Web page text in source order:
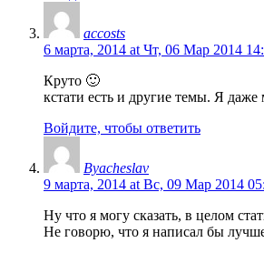
accosts
6 марта, 2014 at Чт, 06 Мар 2014
Круто 🙂
кстати есть и другие темы. Я
Войдите, чтобы ответить
Byacheslav
9 марта, 2014 at Вс, 09 Мар 2014
Ну что я могу сказать, в целом
Не говорю, что я написал бы